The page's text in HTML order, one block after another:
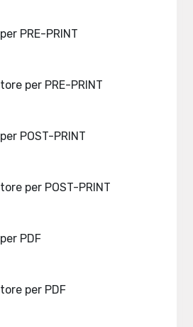
PRE-PRINT
per PRE-PRINT
POST-PRINT
per POST-PRINT
PDF
per PDF